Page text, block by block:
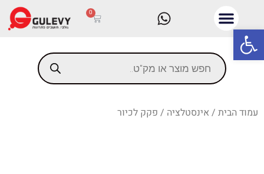
פתח סרגל נגישות
0
עמוד הבית / אינסטלציה / פקק לכיור